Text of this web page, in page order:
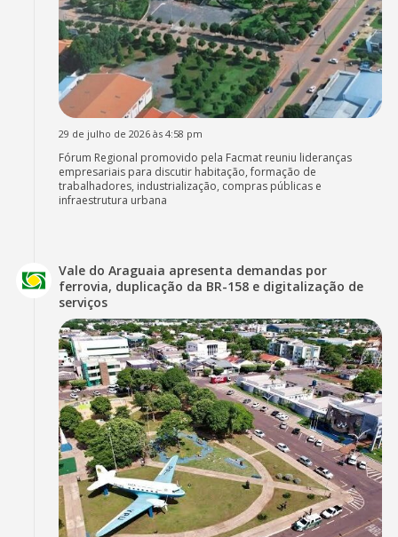
29 de julho de 2026 às 4:58 pm
Fórum Regional promovido pela Facmat reuniu lideranças
empresariais para discutir habitação, formação de
trabalhadores, industrialização, compras públicas e
infraestrutura urbana
Vale do Araguaia apresenta demandas por
ferrovia, duplicação da BR-158 e digitalização de
serviços